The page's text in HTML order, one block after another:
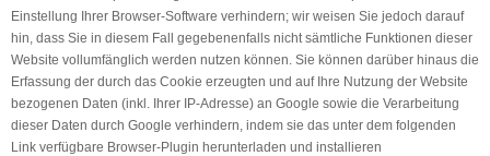
Einstellung Ihrer Browser-Software verhindern; wir weisen Sie jedoch darauf
hin, dass Sie in diesem Fall gegebenenfalls nicht sämtliche Funktionen dieser
Website vollumfänglich werden nutzen können. Sie können darüber hinaus die
Erfassung der durch das Cookie erzeugten und auf Ihre Nutzung der Website
bezogenen Daten (inkl. Ihrer IP-Adresse) an Google sowie die Verarbeitung
dieser Daten durch Google verhindern, indem sie das unter dem folgenden
Link verfügbare Browser-Plugin herunterladen und installieren